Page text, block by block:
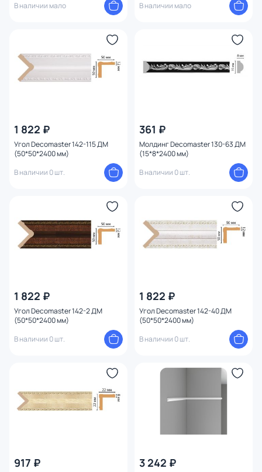
В наличии мало В наличии мало
1 822 ₽
Угол Decomaster 142-115 ДМ
(50*50*2400 мм)
В наличии 0 шт.
361 ₽
Молдинг Decomaster 130-63 ДМ
(15*8*2400 мм)
В наличии 0 шт.
1 822 ₽
Угол Decomaster 142-2 ДМ
(50*50*2400 мм)
В наличии 0 шт.
1 822 ₽
Угол Decomaster 142-40 ДМ
(50*50*2400 мм)
В наличии 0 шт.
917 ₽ 3 242 ₽